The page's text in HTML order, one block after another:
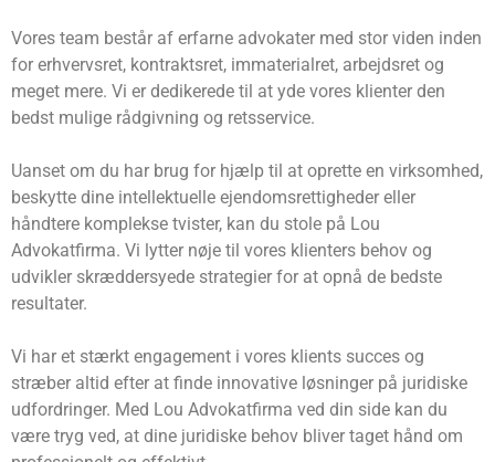
Vores team består af erfarne advokater med stor viden inden
for erhvervsret, kontraktsret, immaterialret, arbejdsret og
meget mere. Vi er dedikerede til at yde vores klienter den
bedst mulige rådgivning og retsservice.
Uanset om du har brug for hjælp til at oprette en virksomhed,
beskytte dine intellektuelle ejendomsrettigheder eller
håndtere komplekse tvister, kan du stole på Lou
Advokatfirma. Vi lytter nøje til vores klienters behov og
udvikler skræddersyede strategier for at opnå de bedste
resultater.
Vi har et stærkt engagement i vores klients succes og
stræber altid efter at finde innovative løsninger på juridiske
udfordringer. Med Lou Advokatfirma ved din side kan du
være tryg ved, at dine juridiske behov bliver taget hånd om